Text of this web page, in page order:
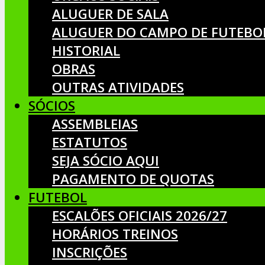
ALUGUER DE SALA
ALUGUER DO CAMPO DE
HISTORIAL
OBRAS
OUTRAS ATIVIDADES
SÓCIOS
ASSEMBLEIAS
ESTATUTOS
SEJA SÓCIO AQUI
PAGAMENTO DE QUOTAS
FUTEBOL
ESCALÕES OFICIAIS 2026/27
HORÁRIOS TREINOS
INSCRIÇÕES